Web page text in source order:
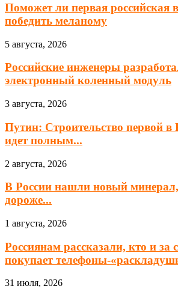
Поможет ли первая российская
победить меланому
5 августа, 2026
Российские инженеры
электронный коленный модуль
3 августа, 2026
Путин: Строительство первой
идет полным...
2 августа, 2026
В России нашли новый
дороже...
1 августа, 2026
Россиянам рассказали, кто и за
покупает телефоны-
31 июля, 2026